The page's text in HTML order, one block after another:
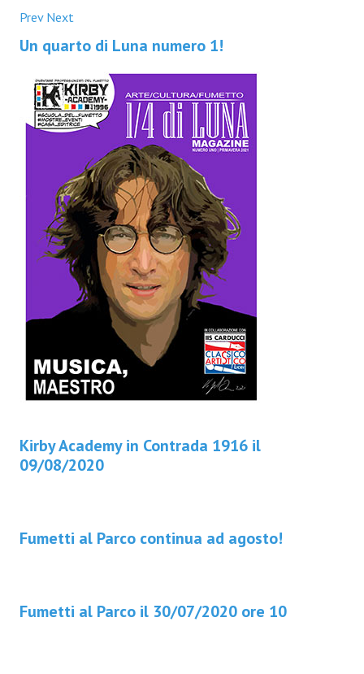
Prev Next
Un quarto di Luna numero 1!
Kirby Academy in Contrada 1916 il
09/08/2020
Fumetti al Parco continua ad agosto!
Fumetti al Parco il 30/07/2020 ore 10